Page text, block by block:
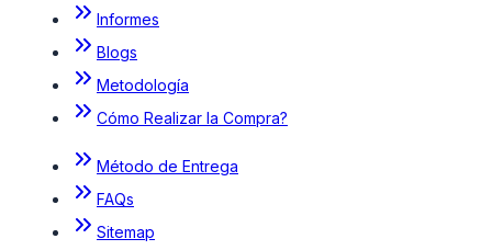
Informes
Blogs
Metodología
Cómo Realizar la Compra?
Método de Entrega
FAQs
Sitemap